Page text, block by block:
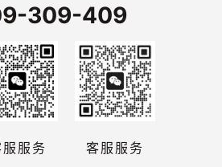
309-409
服服务 客服服务